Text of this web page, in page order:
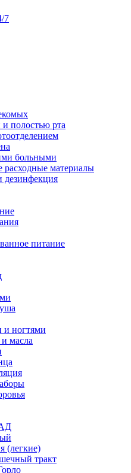
7
и полостью рта
больными
расходные материалы
дезинфекция
питание
и ногтями
масла
(легкие)
тракт